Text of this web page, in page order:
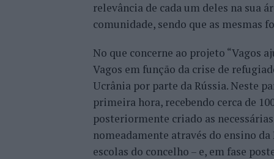
relevância de cada um deles na sua
comunidade, sendo que as mesmas
No que concerne ao projeto “Vagos
Vagos em função da crise de
Ucrânia por parte da Rússia. Neste
primeira hora, recebendo cerca de
posteriormente criado as
nomeadamente através do ensino
escolas do concelho – e, em fase